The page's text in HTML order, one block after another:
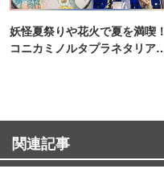
妖怪夏祭りや花火で夏を満喫！
コニカミノルタプラネタリア
関連記事